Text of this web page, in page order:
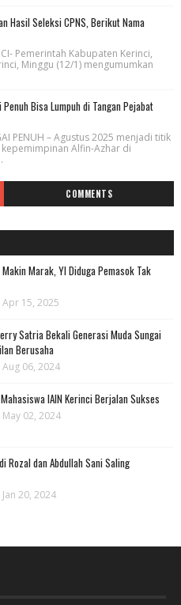
Hasil Seleksi CPNS, Berikut Nama
Pemerintah Kabupaten Kerinci,
Minggu (12/1) mengumumkan
Bisa Lumpuh di Tangan Pejabat
PENUH – Agustus 2025 menjadi titik
Alfin-Azhar di
COMMENTS
Marak, YI Diduga Pemasok Tak
Apr 15, 2025
Satria Bekali Generasi Muda Sungai
Berusaha
Aug 06, 2024
IAIN Kerinci Berjalan Sukses
May 02, 2024
Rozal dan Abdullah Sani Saling
Jan 20, 2024